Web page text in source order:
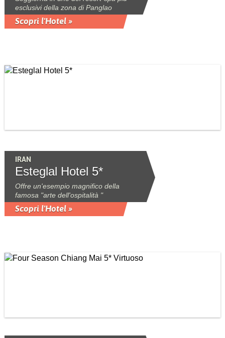
esclusivi della zona di Panglao
Scopri l'Hotel »
IRAN
Esteglal Hotel 5*
Offre un'esempio magnifico della
famosa "arte dell'ospitalità "
Scopri l'Hotel »